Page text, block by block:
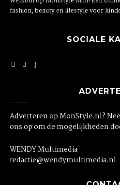
fashion, beauty en lifestyle voor
SOCIALE
Adverteren op MonStyle.nl?
ons op om de mogelijkheden
WENDY Multimedia
redactie@wendymultimedia.nl